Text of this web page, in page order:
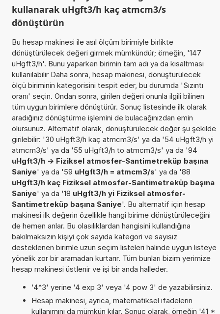
kullanarak uHgft3/h kaç atmcm3/s
dönüştürün
Bu hesap makinesi ile asıl ölçüm birimiyle birlikte
dönüştürülecek değeri girmek mümkündür; örneğin, '147
uHgft3/h'. Bunu yaparken birimin tam adı ya da kısaltması
kullanılabilir Daha sonra, hesap makinesi, dönüştürülecek
ölçü biriminin kategorisini tespit eder, bu durumda 'Sızıntı
oranı' seçin. Ondan sonra, girilen değeri onunla ilgili bilinen
tüm uygun birimlere dönüştürür. Sonuç listesinde ilk olarak
aradığınız dönüştürme işlemini de bulacağınızdan emin
olursunuz. Alternatif olarak, dönüştürülecek değer şu şekilde
girilebilir: '30 uHgft3/h kaç atmcm3/s' ya da '54 uHgft3/h yi
atmcm3/s' ya da '55 uHgft3/h to atmcm3/s' ya da '94
uHgft3/h -> Fiziksel atmosfer-Santimetreküp başına
Saniye' ya da '59 uHgft3/h = atmcm3/s' ya da '88
uHgft3/h kaç Fiziksel atmosfer-Santimetreküp başına
Saniye' ya da '18 uHgft3/h yi Fiziksel atmosfer-
Santimetreküp başına Saniye'. Bu alternatif için hesap
makinesi ilk değerin özellikle hangi birime dönüştürüleceğini
de hemen anlar. Bu olasılıklardan hangisini kullandığına
bakılmaksızın kişiyi çok sayıda kategori ve sayısız
desteklenen birimle uzun seçim listeleri halinde uygun listeye
yönelik zor bir aramadan kurtarır. Tüm bunları bizim yerimize
hesap makinesi üstlenir ve işi bir anda halleder.
'4^3' yerine '4 exp 3' veya '4 pow 3' de yazabilirsiniz.
Hesap makinesi, ayrıca, matematiksel ifadelerin
kullanımını da mümkün kılar. Sonuç olarak, örneğin '41 *